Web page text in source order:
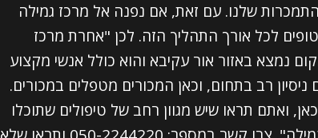
שלנו. עם זאת, אם נפנה אל מרכז גמילה
לכל אורך התהליך הזה. לכן "אחרת מרכז
נמצא באזור אור עקיבא והוא כולל אנשי מקצוע
ניסיון רב בתחום, וכאן המכורים מטפלים במכורים.
כאן, ואתם תראו שיש מגוון רחב של טיפולים שתוכלו